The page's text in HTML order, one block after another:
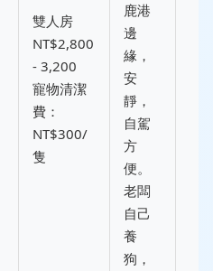
雙人房
NT$2,800
- 3,200
寵物清潔
費：
NT$300/
隻
鹿港
邊
緣，
安
靜，
自駕
方
便。
老闆
自己
養
狗，